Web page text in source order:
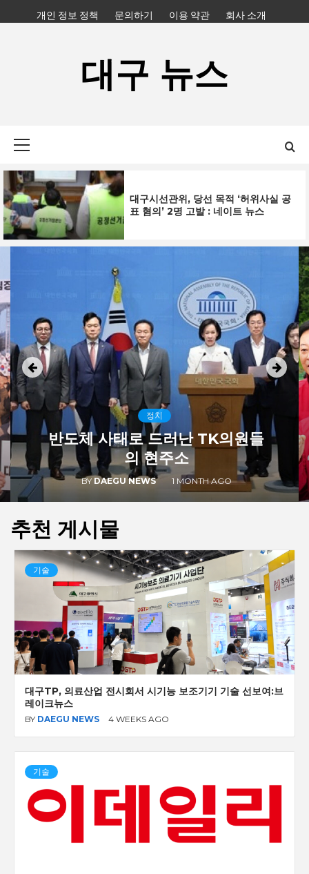
to
개인 정보 정책 문의하기 이용 약관 회사 소개
대구 뉴스
대구시선관위, 당선 목적 ‘허위사실 공
표 혐의’ 2명 고발 : 네이트 뉴스
정치
반도체 사태로 드러난 TK의원들
의 현주소
BY DAEGU NEWS 1 MONTH AGO
추천 게시물
기술
대구TP, 의료산업 전시회서 시기능 보조기기 기술 선보여:브
레이크뉴스
BY DAEGU NEWS 4 WEEKS AGO
기술